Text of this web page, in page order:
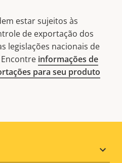
estar sujeitos às
de exportação dos
legislações nacionais de
informações de
para seu produto